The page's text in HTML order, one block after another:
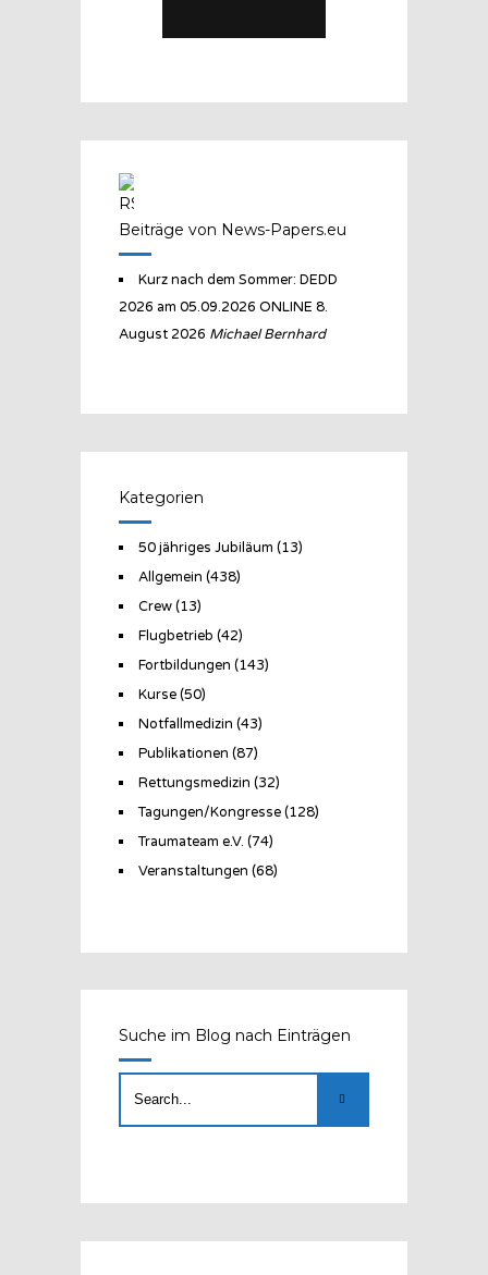
Beiträge von News-Papers.eu
Kurz nach dem Sommer: DEDD
2026 am 05.09.2026 ONLINE 8.
August 2026 Michael Bernhard
Kategorien
50 jähriges Jubiläum (13)
Allgemein (438)
Crew(13)
Flugbetrieb (42)
Fortbildungen (143)
Kurse(50)
Notfallmedizin (43)
Publikationen (87)
Rettungsmedizin (32)
Tagungen/Kongresse(128)
Traumateam e.V. (74)
Veranstaltungen (68)
Suche im Blog nach Einträgen